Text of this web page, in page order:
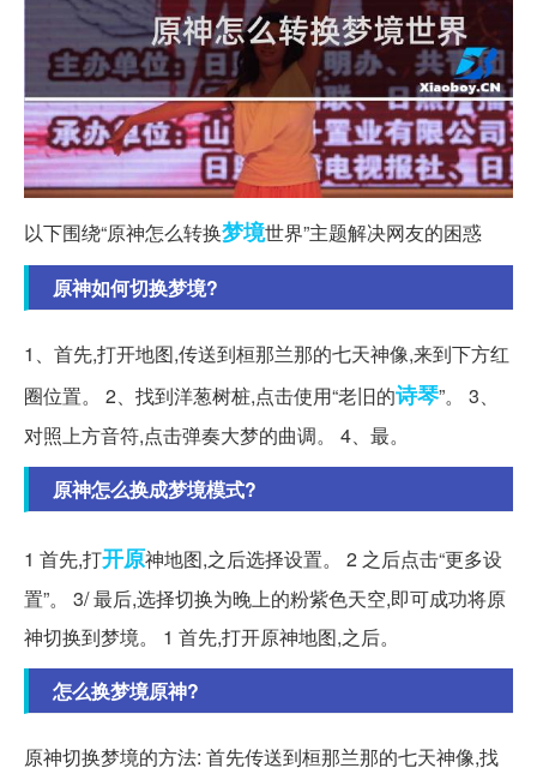
以下围绕“原神怎么转换梦境世界”主题解决网友的困惑
原神如何切换梦境?
1、首先,打开地图,传送到桓那兰那的七天神像,来到下方红
圈位置。 2、找到洋葱树桩,点击使用“老旧的诗琴”。 3、
对照上方音符,点击弹奏大梦的曲调。 4、最。
原神怎么换成梦境模式?
1 首先,打开原神地图,之后选择设置。 2 之后点击“更多设
置”。 3/ 最后,选择切换为晚上的粉紫色天空,即可成功将原
神切换到梦境。 1 首先,打开原神地图,之后。
怎么换梦境原神?
原神切换梦境的方法: 首先传送到桓那兰那的七天神像,找